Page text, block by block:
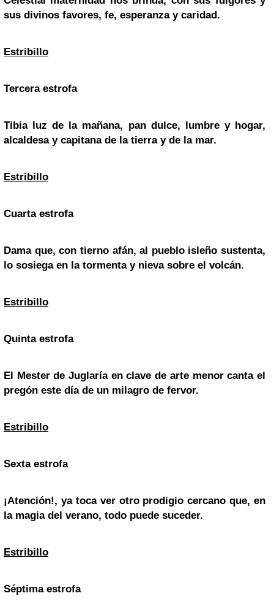
sus divinos favores, fe, esperanza y caridad.
Estribillo
Tercera estrofa
Tibia luz de la mañana, pan dulce, lumbre y hogar,
alcaldesa y capitana de la tierra y de la mar.
Estribillo
Cuarta estrofa
Dama que, con tierno afán, al pueblo isleño sustenta,
lo sosiega en la tormenta y nieva sobre el volcán.
Estribillo
Quinta estrofa
El Mester de Juglaría en clave de arte menor canta el
pregón este día de un milagro de fervor.
Estribillo
Sexta estrofa
¡Atención!, ya toca ver otro prodigio cercano que, en
la magia del verano, todo puede suceder.
Estribillo
Séptima estrofa